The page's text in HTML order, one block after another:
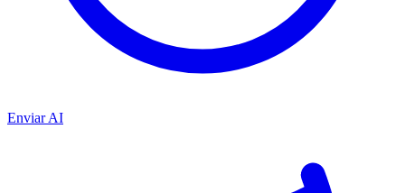
Enviar AI